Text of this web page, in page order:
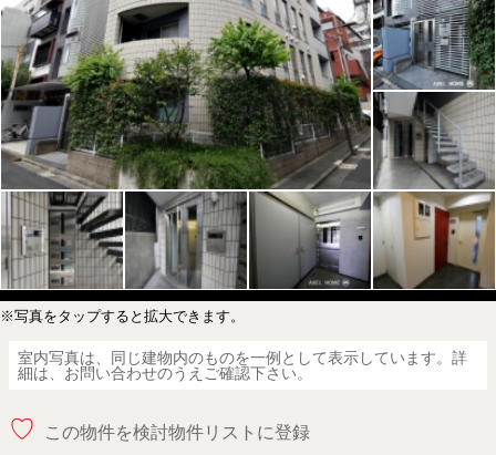
※写真をタップすると拡大できます。
室内写真は、同じ建物内のものを一例として表示しています。詳
細は、お問い合わせのうえご確認下さい。
♡ この物件を検討物件リストに登録